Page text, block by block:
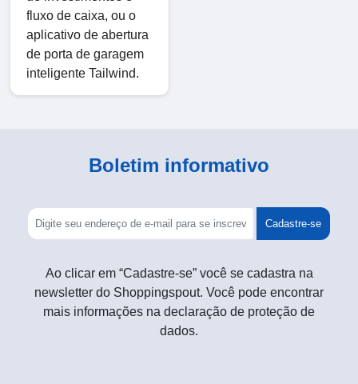
fluxo de caixa, ou o
aplicativo de abertura
de porta de garagem
inteligente Tailwind.
Boletim informativo
Cadastre-se
Ao clicar em “Cadastre-se” você se cadastra na
newsletter do Shoppingspout. Você pode encontrar
mais informações na declaração de proteção de
dados.